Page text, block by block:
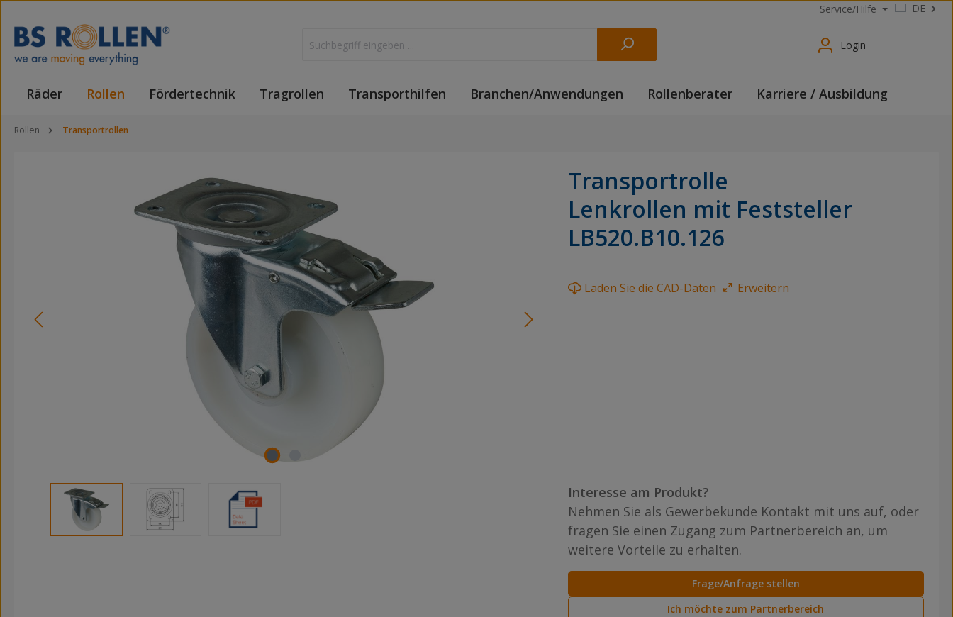
DE
Service/Hilfe
Login
Räder Rollen Fördertechnik Tragrollen Transporthilfen Branchen/Anwendungen Rollenberater Karriere / Ausbildung
Rollen Transportrollen
Transportrolle
Lenkrollen mit Feststeller
LB520.B10.126
Laden Sie die CAD-Daten Erweitern
Interesse am Produkt?
Nehmen Sie als Gewerbekunde Kontakt mit uns auf, oder
fragen Sie einen Zugang zum Partnerbereich an, um
weitere Vorteile zu erhalten.
Frage/Anfrage stellen
Ich möchte zum Partnerbereich